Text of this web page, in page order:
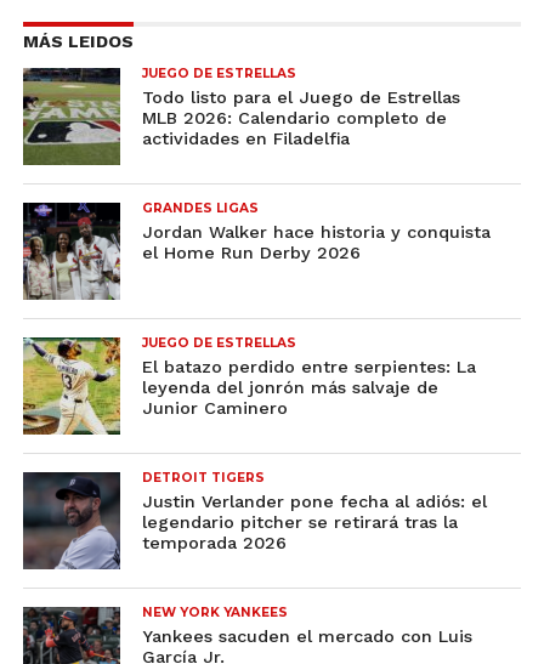
MÁS LEIDOS
JUEGO DE ESTRELLAS
Todo listo para el Juego de Estrellas
MLB 2026: Calendario completo de
actividades en Filadelfia
GRANDES LIGAS
Jordan Walker hace historia y conquista
el Home Run Derby 2026
JUEGO DE ESTRELLAS
El batazo perdido entre serpientes: La
leyenda del jonrón más salvaje de
Junior Caminero
DETROIT TIGERS
Justin Verlander pone fecha al adiós: el
legendario pitcher se retirará tras la
temporada 2026
NEW YORK YANKEES
Yankees sacuden el mercado con Luis
García Jr.